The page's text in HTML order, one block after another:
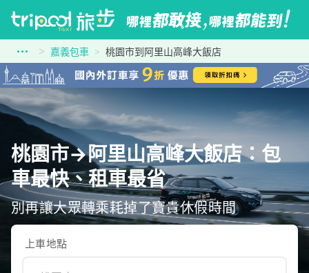
嘉義包車 桃園市到阿里山高峰大飯店
桃園市→阿里山高峰大飯店：包
車最快、租車最省
別再讓大眾轉乘耗掉了寶貴休假時間
上車地點